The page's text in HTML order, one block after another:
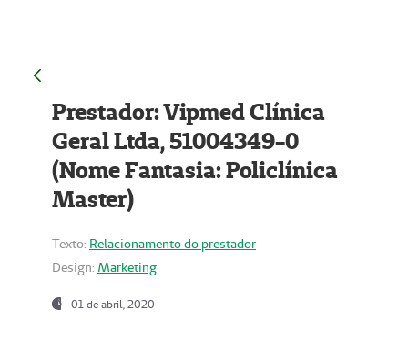
Prestador: Vipmed Clínica
Geral Ltda, 51004349-0
(Nome Fantasia: Policlínica
Master)
Texto: Relacionamento do prestador
Design: Marketing
01 de abril, 2020